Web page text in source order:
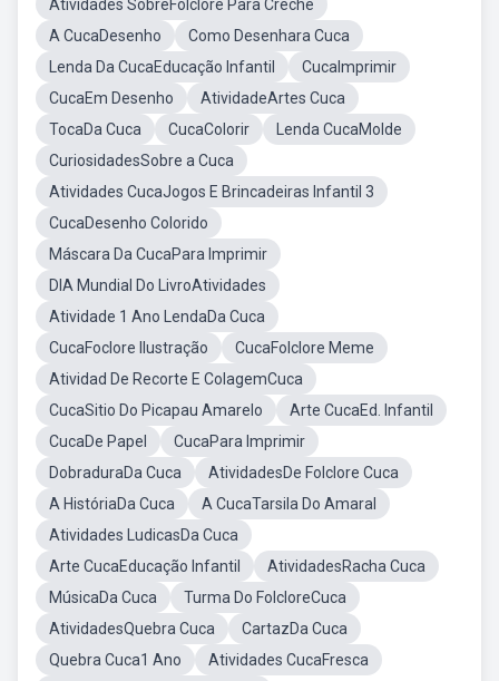
Atividades SobreFolclore Para Creche
A CucaDesenho
Como Desenhara Cuca
Lenda Da CucaEducação Infantil
CucaImprimir
CucaEm Desenho
AtividadeArtes Cuca
TocaDa Cuca
CucaColorir
Lenda CucaMolde
CuriosidadesSobre a Cuca
Atividades CucaJogos E Brincadeiras Infantil 3
CucaDesenho Colorido
Máscara Da CucaPara Imprimir
DIA Mundial Do LivroAtividades
Atividade 1 Ano LendaDa Cuca
CucaFoclore Ilustração
CucaFolclore Meme
Atividad De Recorte E ColagemCuca
CucaSitio Do Picapau Amarelo
Arte CucaEd. Infantil
CucaDe Papel
CucaPara Imprimir
DobraduraDa Cuca
AtividadesDe Folclore Cuca
A HistóriaDa Cuca
A CucaTarsila Do Amaral
Atividades LudicasDa Cuca
Arte CucaEducação Infantil
AtividadesRacha Cuca
MúsicaDa Cuca
Turma Do FolcloreCuca
AtividadesQuebra Cuca
CartazDa Cuca
Quebra Cuca1 Ano
Atividades CucaFresca